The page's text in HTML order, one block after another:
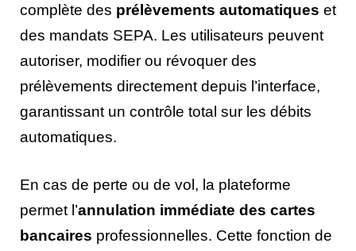
complète des prélèvements automatiques et
des mandats SEPA. Les utilisateurs peuvent
autoriser, modifier ou révoquer des
prélèvements directement depuis l’interface,
garantissant un contrôle total sur les débits
automatiques.
En cas de perte ou de vol, la plateforme
permet l’annulation immédiate des cartes
bancaires professionnelles. Cette fonction de